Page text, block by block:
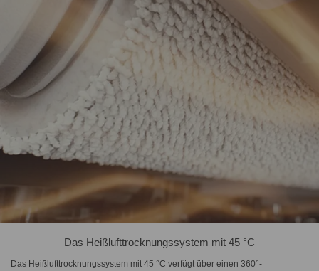
Das Heißlufttrocknungssystem mit 45 °C
Das Heißlufttrocknungssystem mit 45 °C verfügt über einen 360°-